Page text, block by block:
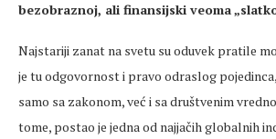
bezobraznoj, ali finansijski veoma
Najstariji zanat na svetu su oduvek pratile
je tu odgovornost i pravo odraslog
samo sa zakonom, već i sa društvenim
tome, postao je jedna od najjačih globalnih